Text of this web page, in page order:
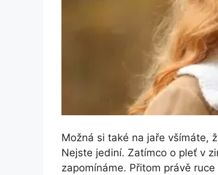
Možná si také na jaře všímáte,
Nejste jediní. Zatímco o pleť v
zapomínáme. Přitom právě